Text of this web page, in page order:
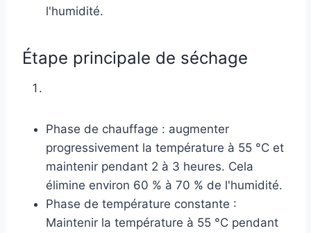
l'humidité.
Étape principale de séchage
Phase de chauffage : augmenter
progressivement la température à 55 °C et
maintenir pendant 2 à 3 heures. Cela
élimine environ 60 % à 70 % de l'humidité.
Phase de température constante :
Maintenir la température à 55 °C pendant